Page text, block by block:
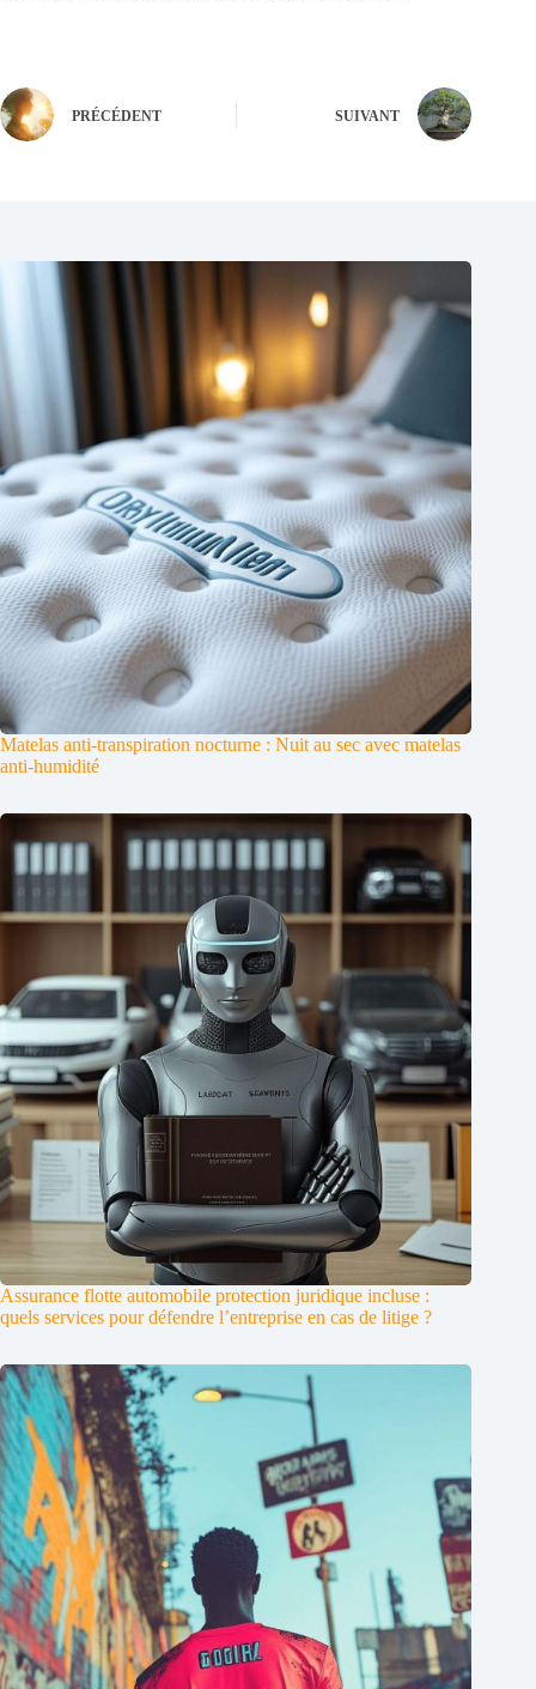
PRÉCÉDENT SUIVANT
Matelas anti-transpiration nocturne : Nuit au sec avec matelas
anti-humidité
Assurance flotte automobile protection juridique incluse :
quels services pour défendre l’entreprise en cas de litige ?